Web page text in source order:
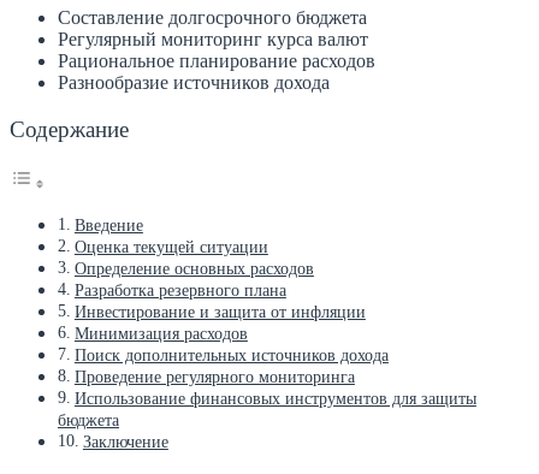
Составление долгосрочного бюджета
Регулярный мониторинг курса валют
Рациональное планирование расходов
Разнообразие источников дохода
Содержание
Введение
Оценка текущей ситуации
Определение основных расходов
Разработка резервного плана
Инвестирование и защита от инфляции
Минимизация расходов
Поиск дополнительных источников дохода
Проведение регулярного мониторинга
Использование финансовых инструментов для защиты
бюджета
Заключение